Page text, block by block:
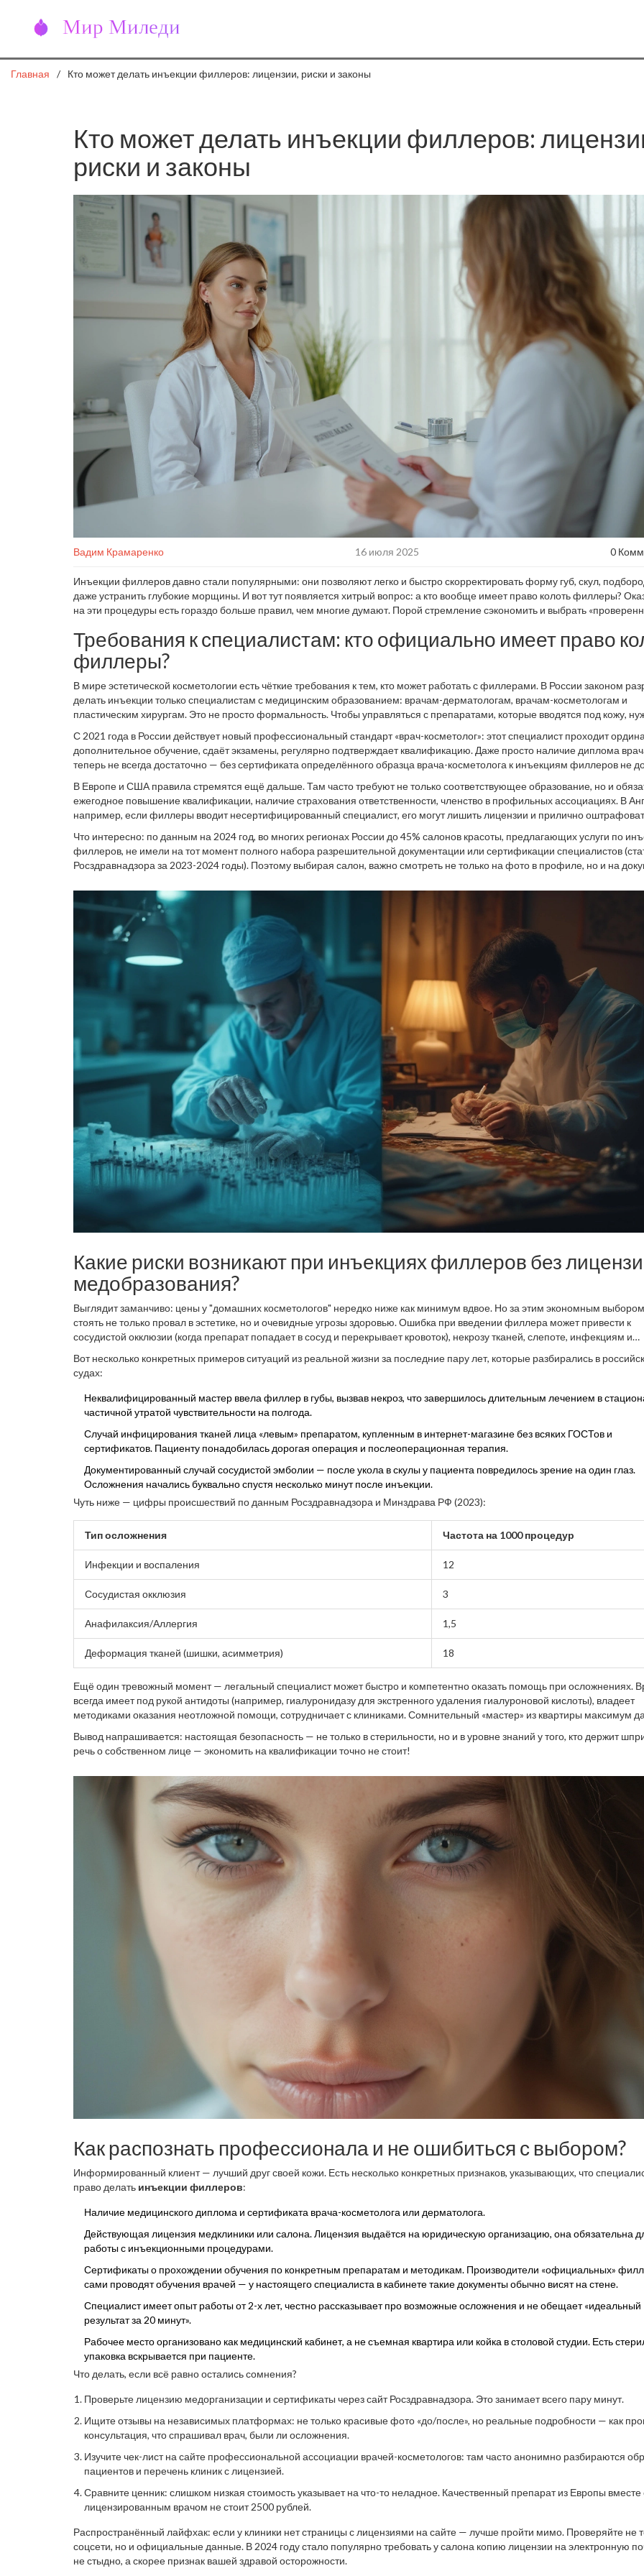
Главная Кто может делать инъекции филлеров: лицензии, риски и законы
Кто может делать инъекции филлеров:
риски и законы
Вадим Крамаренко 16 июля 2025 0
Инъекции филлеров давно стали популярными: они позволяют легко и быстро скорректировать форму губ, скул,
даже устранить глубокие морщины. И вот тут появляется хитрый вопрос: а кто вообще имеет право колоть филлеры?
на эти процедуры есть гораздо больше правил, чем многие думают. Порой стремление сэкономить и выбрать
картина и на что стоит обращать внимание?
Требования к специалистам: кто официально имеет право
филлеры?
В мире эстетической косметологии есть чёткие требования к тем, кто может работать с филлерами. В России законом
делать инъекции только специалистам с медицинским образованием: врачам-дерматологам, врачам-косметологам и
пластическим хирургам. Это не просто формальность. Чтобы управляться с препаратами, которые вводятся под кожу,
"Сестринское дело в косметологии" не имеет права самостоятельно проводить процедуру.
С 2021 года в России действует новый профессиональный стандарт «врач-косметолог»: этот специалист проходит
дополнительное обучение, сдаёт экзамены, регулярно подтверждает квалификацию. Даже просто наличие диплома
теперь не всегда достаточно — без сертификата определённого образца врача-косметолога к инъекциям филлеров не
с сомнительным образованием, что официально считается нарушением и может грозить реальной уголовной
В Европе и США правила стремятся ещё дальше. Там часто требуют не только соответствующее образование, но и
ежегодное повышение квалификации, наличие страхования ответственности, членство в профильных ассоциациях. В
например, если филлеры вводит несертифицированный специалист, его могут лишить лицензии и прилично
Что интересно: по данным на 2024 год, во многих регионах России до 45% салонов красоты, предлагающих услуги по
филлеров, не имели на тот момент полного набора разрешительной документации или сертификации специалистов
Росздравнадзора за 2023-2024 годы). Поэтому выбирая салон, важно смотреть не только на фото в профиле, но и на
никаких странных ответов в стиле "я просто хорошо училась на курсах" быть не должно.
Какие риски возникают при инъекциях филлеров без
медобразования?
Выглядит заманчиво: цены у "домашних косметологов" нередко ниже как минимум вдвое. Но за этим экономным
стоять не только провал в эстетике, но и очевидные угрозы здоровью. Ошибка при введении филлера может привести к
сосудистой окклюзии (когда препарат попадает в сосуд и перекрывает кровоток), некрозу тканей, слепоте, инфекциям и
Вот несколько конкретных примеров ситуаций из реальной жизни за последние пару лет, которые разбирались в
судах:
Неквалифицированный мастер ввела филлер в губы, вызвав некроз, что завершилось длительным лечением в
частичной утратой чувствительности на полгода.
Случай инфицирования тканей лица «левым» препаратом, купленным в интернет-магазине без всяких ГОСТов и
сертификатов. Пациенту понадобилась дорогая операция и послеоперационная терапия.
Документированный случай сосудистой эмболии — после укола в скулы у пациента повредилось зрение на один глаз.
Осложнения начались буквально спустя несколько минут после инъекции.
Чуть ниже — цифры происшествий по данным Росздравнадзора и Минздрава РФ (2023):
Тип осложнения Частота на 1000 процедур
Инфекции и воспаления 12
Сосудистая окклюзия 3
Анафилаксия/Аллергия 1,5
Деформация тканей (шишки, асимметрия) 18
Ещё один тревожный момент — легальный специалист может быстро и компетентно оказать помощь при осложнениях.
всегда имеет под рукой антидоты (например, гиалуронидазу для экстренного удаления гиалуроновой кислоты), владеет
методиками оказания неотложной помощи, сотрудничает с клиниками. Сомнительный «мастер» из квартиры максимум
Вывод напрашивается: настоящая безопасность — не только в стерильности, но и в уровне знаний у того, кто держит
речь о собственном лице — экономить на квалификации точно не стоит!
Как распознать профессионала и не ошибиться с выбором?
Информированный клиент — лучший друг своей кожи. Есть несколько конкретных признаков, указывающих, что
право делать инъекции филлеров:
Наличие медицинского диплома и сертификата врача-косметолога или дерматолога.
Действующая лицензия медклиники или салона. Лицензия выдаётся на юридическую организацию, она обязательна
работы с инъекционными процедурами.
Сертификаты о прохождении обучения по конкретным препаратам и методикам. Производители «официальных»
сами проводят обучения врачей — у настоящего специалиста в кабинете такие документы обычно висят на стене.
Специалист имеет опыт работы от 2-х лет, честно рассказывает про возможные осложнения и не обещает «идеальный
результат за 20 минут».
Рабочее место организовано как медицинский кабинет, а не съемная квартира или койка в столовой студии. Есть
упаковка вскрывается при пациенте.
Что делать, если всё равно остались сомнения?
Проверьте лицензию медорганизации и сертификаты через сайт Росздравнадзора. Это занимает всего пару минут.
Ищите отзывы на независимых платформах: не только красивые фото «до/после», но реальные подробности — как
консультация, что спрашивал врач, были ли осложнения.
Изучите чек-лист на сайте профессиональной ассоциации врачей-косметологов: там часто анонимно разбираются
пациентов и перечень клиник с лицензией.
Сравните ценник: слишком низкая стоимость указывает на что-то неладное. Качественный препарат из Европы вместе
лицензированным врачом не стоит 2500 рублей.
Распространённый лайфхак: если у клиники нет страницы с лицензиями на сайте — лучше пройти мимо. Проверяйте не
соцсети, но и официальные данные. В 2024 году стало популярно требовать у салона копию лицензии на электронную
не стыдно, а скорее признак вашей здравой осторожности.